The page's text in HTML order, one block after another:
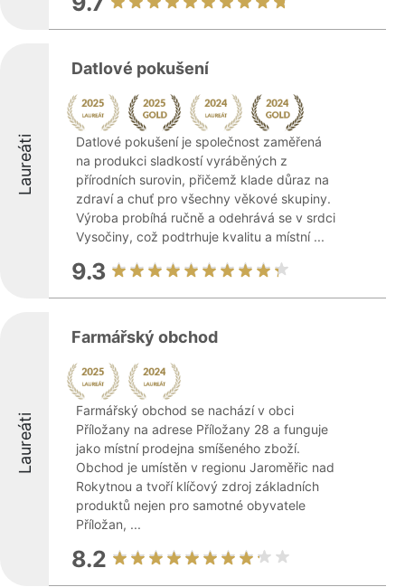
Laureáti
Datlové pokušení
Datlové pokušení je společnost zaměřená
na produkci sladkostí vyráběných z
přírodních surovin, přičemž klade důraz na
zdraví a chuť pro všechny věkové skupiny.
Výroba probíhá ručně a odehrává se v srdci
Vysočiny, což podtrhuje kvalitu a místní ...
9.3
Laureáti
Farmářský obchod
Farmářský obchod se nachází v obci
Příložany na adrese Příložany 28 a funguje
jako místní prodejna smíšeného zboží.
Obchod je umístěn v regionu Jaroměřic nad
Rokytnou a tvoří klíčový zdroj základních
produktů nejen pro samotné obyvatele
Příložan, ...
8.2